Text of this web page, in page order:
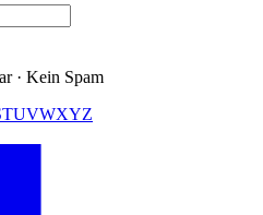
· Kein Spam
TUVWXYZ